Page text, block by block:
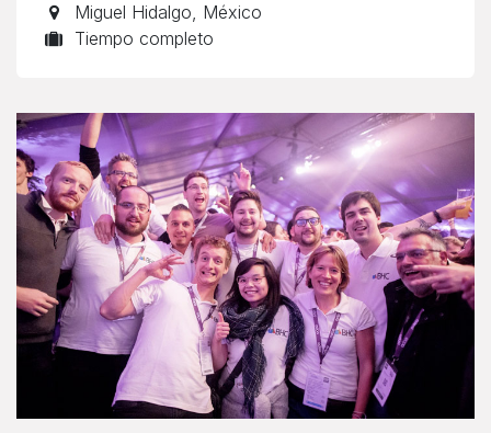
Miguel Hidalgo, México
Tiempo completo